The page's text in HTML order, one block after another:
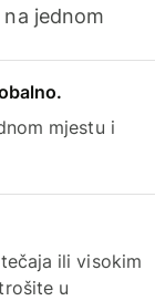
jednom
mjestu i
ili visokim
u